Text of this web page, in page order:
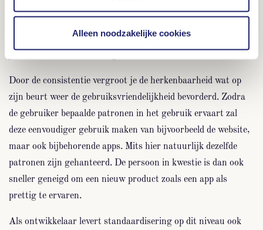
Alleen noodzakelijke cookies
user experience. Door het gebruik van Atomic Design creëer
Door de consistentie vergroot je de herkenbaarheid wat op
zijn beurt weer de gebruiksvriendelijkheid bevorderd. Zodra
de gebruiker bepaalde patronen in het gebruik ervaart zal
deze eenvoudiger gebruik maken van bijvoorbeeld de website,
maar ook bijbehorende apps. Mits hier natuurlijk dezelfde
patronen zijn gehanteerd. De persoon in kwestie is dan ook
sneller geneigd om een nieuw product zoals een app als
prettig te ervaren.
Als ontwikkelaar levert standaardisering op dit niveau ook